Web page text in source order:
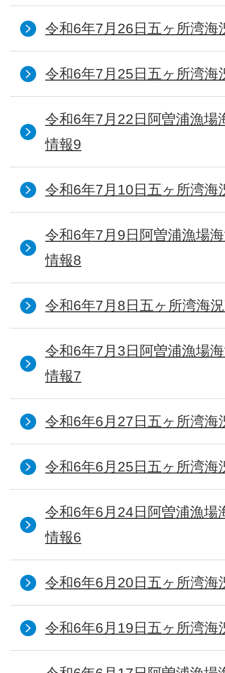
令和6年7月26日五ヶ所湾海
令和6年7月25日五ヶ所湾海
令和6年7月22日阿曽浦漁場
情報9
令和6年7月10日五ヶ所湾海
令和6年7月9日阿曽浦漁場
情報8
令和6年7月8日五ヶ所湾海
令和6年7月3日阿曽浦漁場
情報7
令和6年6月27日五ヶ所湾海
令和6年6月25日五ヶ所湾海
令和6年6月24日阿曽浦漁場
情報6
令和6年6月20日五ヶ所湾海
令和6年6月19日五ヶ所湾海